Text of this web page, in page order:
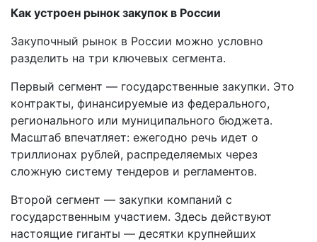
Как устроен рынок закупок в России
Закупочный рынок в России можно условно
разделить на три ключевых сегмента.
Первый сегмент — государственные закупки. Это
контракты, финансируемые из федерального,
регионального или муниципального бюджета.
Масштаб впечатляет: ежегодно речь идет о
триллионах рублей, распределяемых через
сложную систему тендеров и регламентов.
Второй сегмент — закупки компаний с
государственным участием. Здесь действуют
настоящие гиганты — десятки крупнейших